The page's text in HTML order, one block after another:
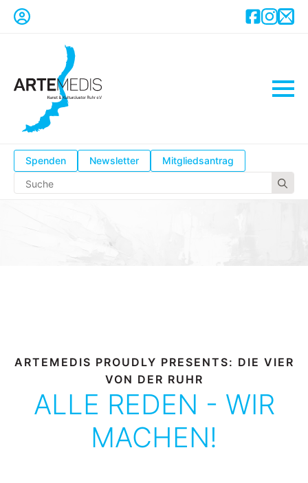
Spenden Newsletter Mitgliedsantrag
ARTEMEDIS PROUDLY PRESENTS: DIE VIER
VON DER RUHR
ALLE REDEN - WIR
MACHEN!